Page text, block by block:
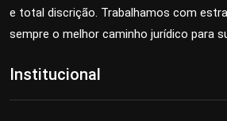
e total discrição. Trabalhamos com
sempre o melhor caminho jurídico para
Institucional